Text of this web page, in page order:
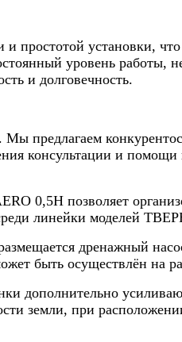
установки,
уровень
и долговечность.
консультации и
0,5Н позволяет
линейки моделей
дренажный
быть осуществлён на
дополнительно
земли, при